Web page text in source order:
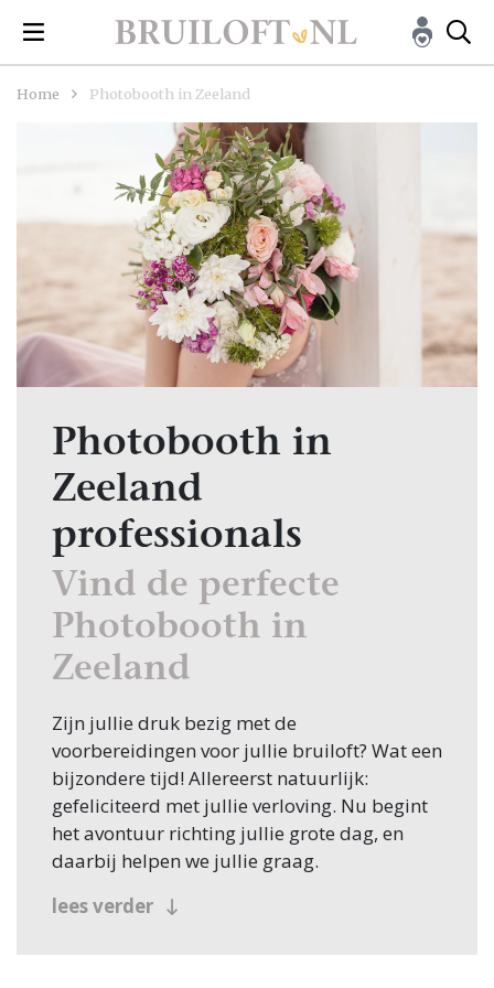
Home Photobooth in Zeeland
Photobooth in
Zeeland
professionals
Vind de perfecte
Photobooth in
Zeeland
Zijn jullie druk bezig met de
voorbereidingen voor jullie bruiloft? Wat een
bijzondere tijd! Allereerst natuurlijk:
gefeliciteerd met jullie verloving. Nu begint
het avontuur richting jullie grote dag, en
daarbij helpen we jullie graag.
Een van de eerste stappen in de planning is
lees verder